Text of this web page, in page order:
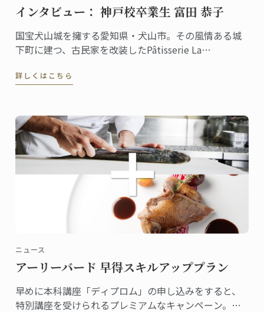
インタビュー： 神戸校卒業生 富田 恭子
国宝犬山城を擁する愛知県・犬山市。その風情ある城
下町に建つ、古民家を改装したPâtisserie La
営業にもかかわらず常連客に加えて県外からもファン
詳しくはこちら
ニュース
アーリーバード 早得スキルアッププラン
早めに本科講座「ディプロム」の申し込みをすると、
特別講座を受けられるプレミアムなキャンペーン。早